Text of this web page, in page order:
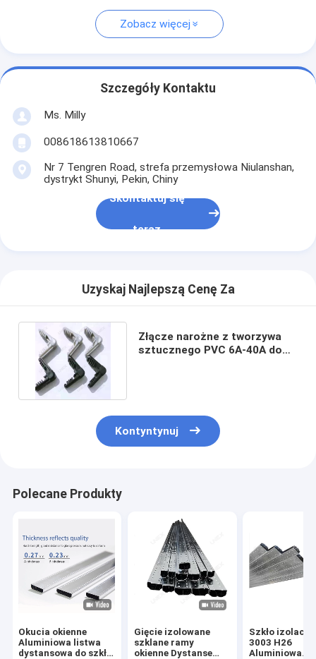
Zobacz więcej
Szczegóły Kontaktu
Ms. Milly
008618613810667
Nr 7 Tengren Road, strefa przemysłowa Niulanshan,
dystrykt Shunyi, Pekin, Chiny
Skontaktuj się
teraz
Uzyskaj Najlepszą Cenę Za
Złącze narożne z tworzywa
sztucznego PVC 6A-40A do
Kontyntynuj
Polecane Produkty
Okucia okienne
Aluminiowa listwa
dystansowa do szkła
Gięcie izolowane
szklane ramy
okienne Dystanse
Szkło
3003 H26
Aluminiowa